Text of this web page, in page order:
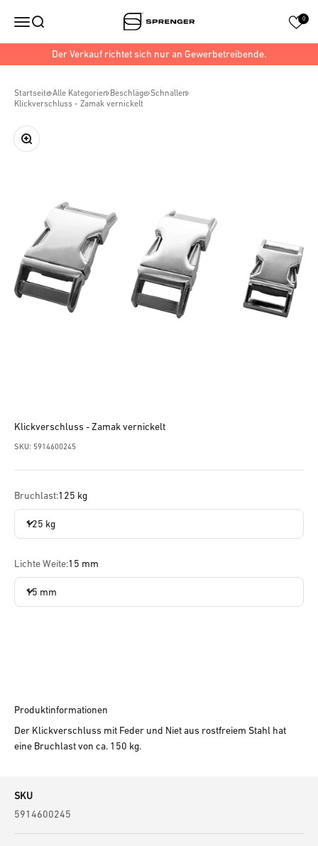
Navigationsmenü öffnen
Suche öffnen Sprenger Hundesport 0
Der Verkauf richtet sich nur an Gewerbetreibende.
Startseite Alle Kategorien Beschläge Schnallen
Klickverschluss - Zamak vernickelt
Bild vergrößern
Klickverschluss - Zamak vernickelt
SKU: 5914600245
Bruchlast:125 kg
125 kg
Lichte Weite:15 mm
15 mm
Produktinformationen
Der Klickverschluss mit Feder und Niet aus rostfreiem Stahl hat
eine Bruchlast von ca. 150 kg.
SKU
5914600245